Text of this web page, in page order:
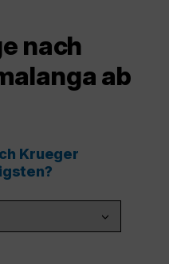
nach
ab
Krueger